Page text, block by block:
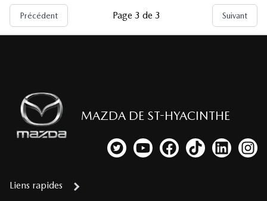
précédent Page 3 de 3 suivant
MAZDA DE ST-HYACINTHE
Lien vers notre compte Twitter
Lien vers notre chaîne
Lien vers notre page
Lien vers notre
Lien vers
Lien
Liens rapides